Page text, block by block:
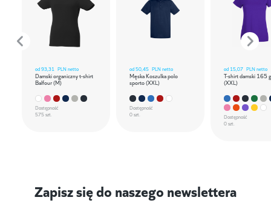
od93,31 PLN netto
Damski organiczny t-shirt
Balfour (M)
Dostępność
575 szt.
od50,45 PLN netto
Męska Koszulka polo
sporto (XXL)
Dostępność
0 szt.
od 15,07 PLN netto
T-shirt damski 165
(XXL)
Dostępność
0 szt.
Zapisz się do naszego newslettera